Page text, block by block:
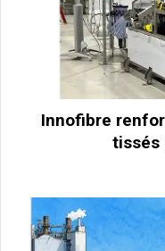
Innofibre
tissés